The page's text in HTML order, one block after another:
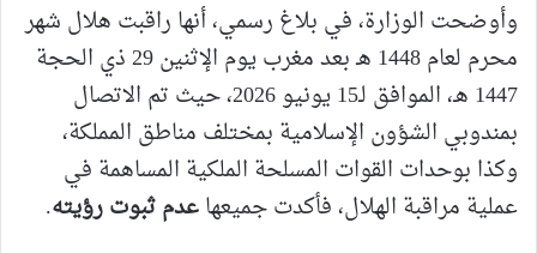
وأوضحت الوزارة، في بلاغ رسمي، أنها راقبت هلال شهر
محرم لعام 1448 هـ بعد مغرب يوم الإثنين 29 ذي الحجة
1447 هـ، الموافق لـ15 يونيو 2026، حيث تم الاتصال
بمندوبي الشؤون الإسلامية بمختلف مناطق المملكة،
وكذا بوحدات القوات المسلحة الملكية المساهمة في
عملية مراقبة الهلال، فأكدت جميعهاعدم ثبوت رؤيته.